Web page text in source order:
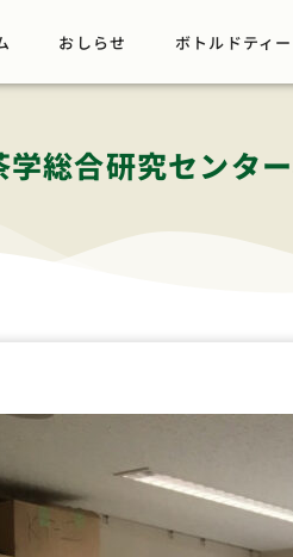
おしらせ ボトルドティー
総合研究センタ